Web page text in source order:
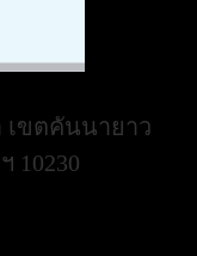
เขตคันนายาว
10230